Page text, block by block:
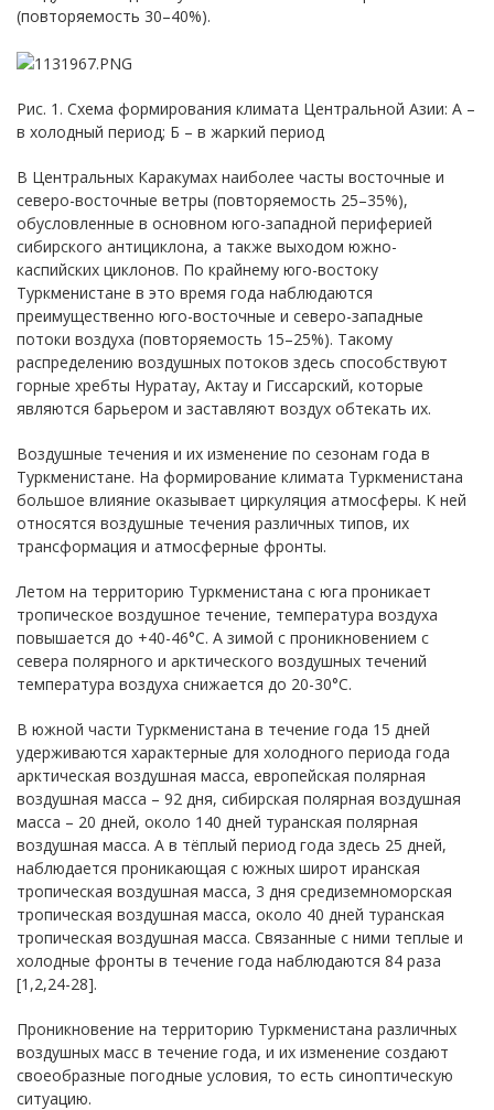
(повторяемость 30–40%).
Рис. 1. Схема формирования климата Центральной Азии: А –
в холодный период; Б – в жаркий период
В Центральных Каракумах наиболее часты восточные и
северо-восточные ветры (повторяемость 25–35%),
обусловленные в основном юго-западной периферией
сибирского антициклона, а также выходом южно-
каспийских циклонов. По крайнему юго-востоку
Туркменистане в это время года наблюдаются
преимущественно юго-восточные и северо-западные
потоки воздуха (повторяемость 15–25%). Такому
распределению воздушных потоков здесь способствуют
горные хребты Нуратау, Актау и Гиссарский, которые
являются барьером и заставляют воздух обтекать их.
Воздушные течения и их изменение по сезонам года в
Туркменистане. На формирование климата Туркменистана
большое влияние оказывает циркуляция атмосферы. К ней
относятся воздушные течения различных типов, их
трансформация и атмосферные фронты.
Летом на территорию Туркменистана с юга проникает
тропическое воздушное течение, температура воздуха
повышается до +40-46°С. А зимой с проникновением с
севера полярного и арктического воздушных течений
температура воздуха снижается до 20-30°С.
В южной части Туркменистана в течение года 15 дней
удерживаются характерные для холодного периода года
арктическая воздушная масса, европейская полярная
воздушная масса – 92 дня, сибирская полярная воздушная
масса – 20 дней, около 140 дней туранская полярная
воздушная масса. А в тёплый период года здесь 25 дней,
наблюдается проникающая с южных широт иранская
тропическая воздушная масса, 3 дня средиземноморская
тропическая воздушная масса, около 40 дней туранская
тропическая воздушная масса. Связанные с ними теплые и
холодные фронты в течение года наблюдаются 84 раза
[1,2,24-28].
Проникновение на территорию Туркменистана различных
воздушных масс в течение года, и их изменение создают
своеобразные погодные условия, то есть синоптическую
ситуацию.